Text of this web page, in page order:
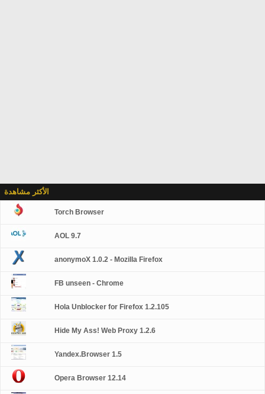
الأكثر مشاهدة
Torch Browser
AOL 9.7
anonymoX 1.0.2 - Mozilla Firefox
FB unseen - Chrome
Hola Unblocker for Firefox 1.2.105
Hide My Ass! Web Proxy 1.2.6
Yandex.Browser 1.5
Opera Browser 12.14